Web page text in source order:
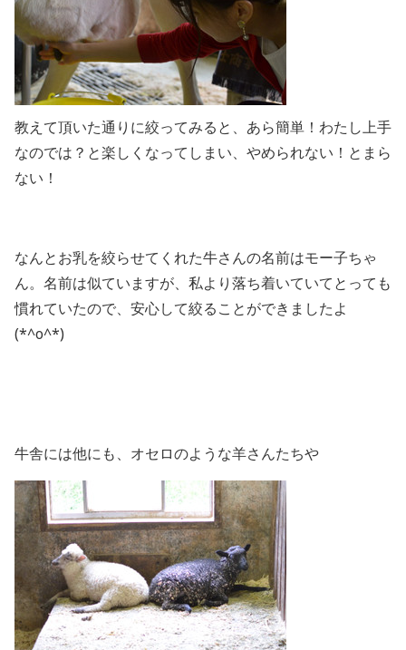
教えて頂いた通りに絞ってみると、あら簡単！わたし上手
なのでは？と楽しくなってしまい、やめられない！とまら
ない！
なんとお乳を絞らせてくれた牛さんの名前はモー子ちゃ
ん。名前は似ていますが、私より落ち着いていてとっても
慣れていたので、安心して絞ることができましたよ
(*^o^*)
牛舎には他にも、オセロのような羊さんたちや